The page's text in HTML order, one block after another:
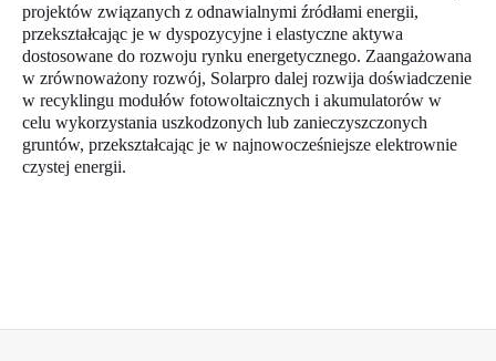
projektów związanych z odnawialnymi źródłami energii,
przekształcając je w dyspozycyjne i elastyczne aktywa
dostosowane do rozwoju rynku energetycznego. Zaangażowana
w zrównoważony rozwój, Solarpro dalej rozwija doświadczenie
w recyklingu modułów fotowoltaicznych i akumulatorów w
celu wykorzystania uszkodzonych lub zanieczyszczonych
gruntów, przekształcając je w najnowocześniejsze elektrownie
czystej energii.